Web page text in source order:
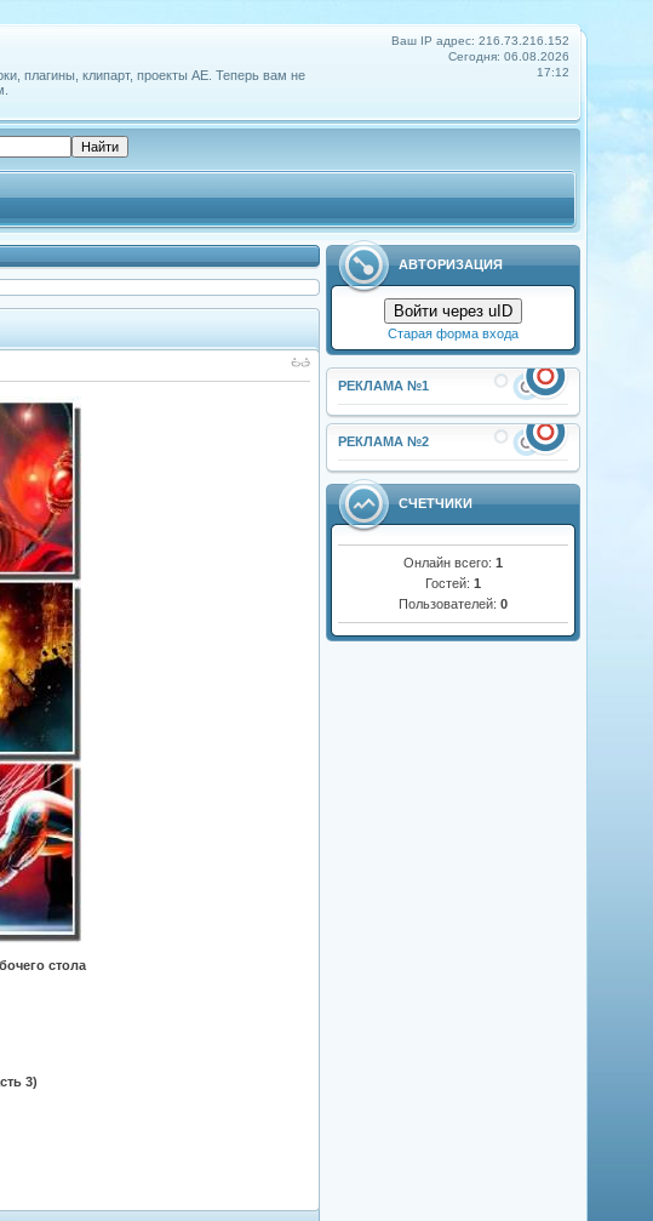
Ваш IP адрес: 216.73.216.152
Сегодня: 06.08.2026
17:12
плагины, клипарт, проекты АЕ. Теперь вам не
АВТОРИЗАЦИЯ
Войти через uID
Старая форма входа
РЕКЛАМА №1
РЕКЛАМА №2
СЧЕТЧИКИ
Онлайн всего:1
Гостей:1
Пользователей:0
стола
3)